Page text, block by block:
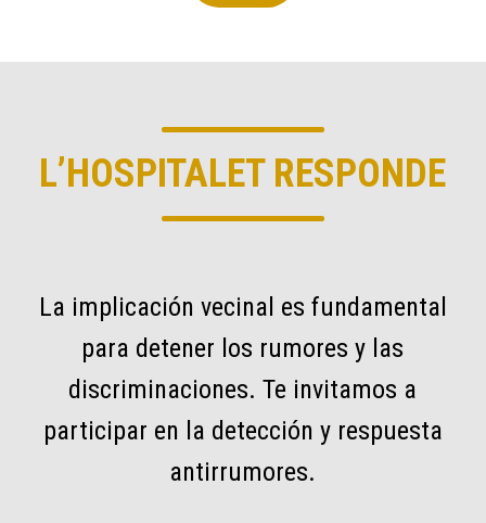
L’HOSPITALET RESPONDE
La implicación vecinal es fundamental
para detener los rumores y las
discriminaciones. Te invitamos a
participar en la detección y respuesta
antirrumores.